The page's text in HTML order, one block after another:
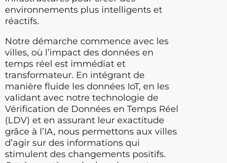
environnements plus intelligents et
réactifs.
Notre démarche commence avec les
villes, où l’impact des données en
temps réel est immédiat et
transformateur. En intégrant de
manière fluide les données IoT, en les
validant avec notre technologie de
Vérification de Données en Temps Réel
(LDV) et en assurant leur exactitude
grâce à l’IA, nous permettons aux villes
d’agir sur des informations qui
stimulent des changements positifs.